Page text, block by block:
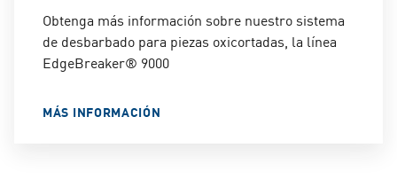
Obtenga más información sobre nuestro sistema
de desbarbado para piezas oxicortadas, la línea
EdgeBreaker® 9000
MÁS INFORMACIÓN